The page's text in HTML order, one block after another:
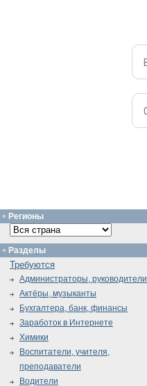
Регионы
Разделы
Требуются
Администраторы, руководители
Актёры, музыканты
Бухгалтера, банк, финансы
Заработок в Интернете
Химики
Воспитатели, учителя,
преподаватели
Водители